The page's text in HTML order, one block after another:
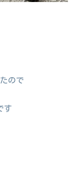
ので
す